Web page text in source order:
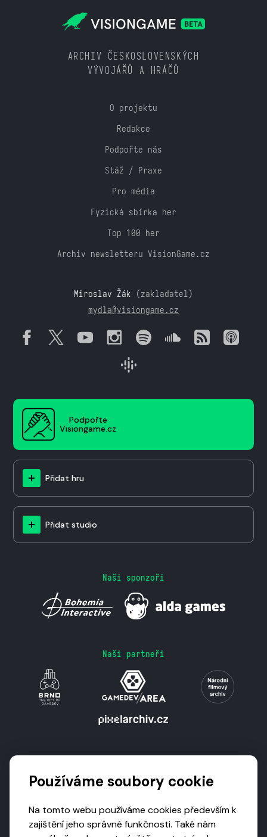
ARCHIV ČESKOSLOVENSKÝCH
VÝVOJÁŘŮ A HRÁČŮ
O projektu
Redakce
Podpořte nás
Stáž / Praxe
Pro média
Fyzická sbírka her
Top 100 her
Archiv newsletteru VisionGame.cz
Miroslav Žák (zakladatel)
mydla@visiongame.cz
Podpořte
Visiongame.cz
Přidat hru
Přidat studio
Naši sponzoři
Naši partneři
Používáme soubory cookie
Na tomto webu používáme cookies především k
zajištění jeho správné funkčnosti. Také nám